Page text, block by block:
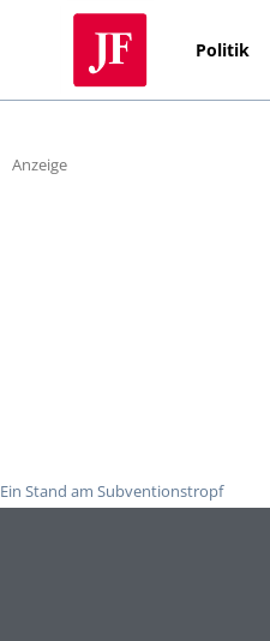
Politik
Anzeige
Ein Stand am Subventionstropf